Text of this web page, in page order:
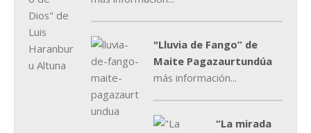
"Lluvia de Fango” de
Maite Pagazaurtundúa
más información...
“La mirada